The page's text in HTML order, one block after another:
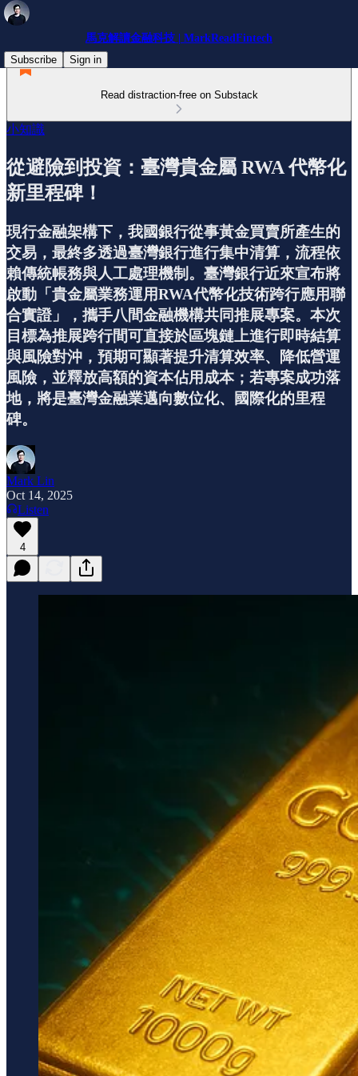
馬克解讀金融科技 | MarkReadFintech
Subscribe
Sign in
Read distraction-free on Substack
小知識
從避險到投資：臺灣貴金屬 RWA 代幣化
新里程碑！
現行金融架構下，我國銀行從事黃金買賣所產生的
交易，最終多透過臺灣銀行進行集中清算，流程依
賴傳統帳務與人工處理機制。臺灣銀行近來宣布將
啟動「貴金屬業務運用RWA代幣化技術跨行應用聯
合實證」，攜手八間金融機構共同推展專案。本次
目標為推展跨行間可直接於區塊鏈上進行即時結算
與風險對沖，預期可顯著提升清算效率、降低營運
風險，並釋放高額的資本佔用成本；若專案成功落
地，將是臺灣金融業邁向數位化、國際化的里程
碑。
Mark Lin
Oct 14, 2025
Listen
4